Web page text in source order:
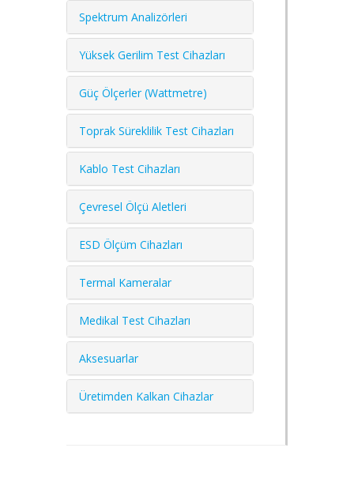
Spektrum Analizörleri
Yüksek Gerilim Test Cihazları
Güç Ölçerler (Wattmetre)
Toprak Süreklilik Test Cihazları
Kablo Test Cihazları
Çevresel Ölçü Aletleri
ESD Ölçüm Cihazları
Termal Kameralar
Medikal Test Cihazları
Aksesuarlar
Üretimden Kalkan Cihazlar